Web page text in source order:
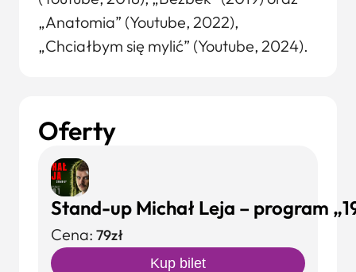
„Anatomia” (Youtube, 2022),
„Chciałbym się mylić” (Youtube, 2024).
Oferty
Stand-up Michał Leja – program
Cena: 79zł
Kup bilet